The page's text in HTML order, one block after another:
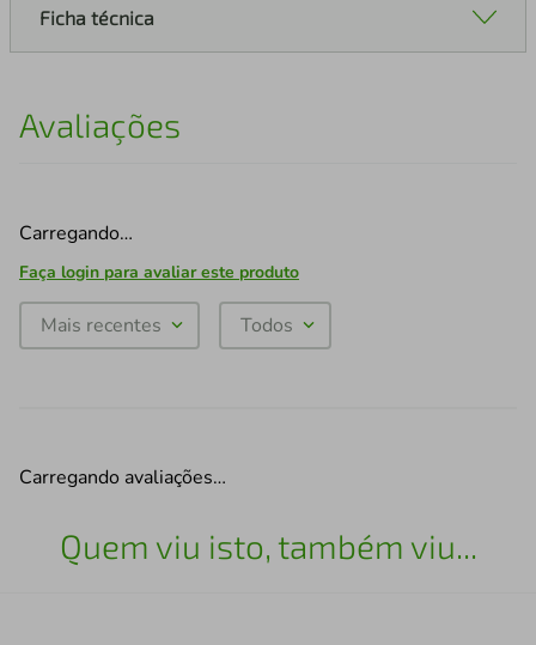
Ficha técnica
Avaliações
Carregando…
Faça login para avaliar este produto
Mais recentes Todos
Carregando avaliações…
Quem viu isto, também viu...